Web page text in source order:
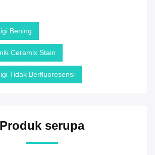
Bening
Ceramix Stain
Tidak Berfluoresensi
Produk serupa